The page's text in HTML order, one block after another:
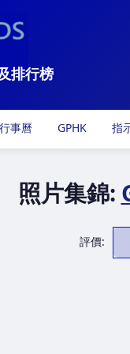
排行榜
行事曆 GPHK 指
照片集錦:
評價: